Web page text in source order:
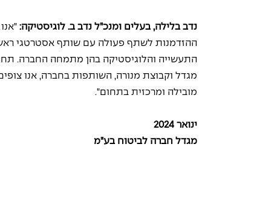
נדב בלילה, בעלים ומנכ"ל נדב ב. לוגיסטיקה:
ההזדמנות לשתף פעולה עם שותף אסטרטגי
התעשייה והלוגיסטיקה בהן מתמחה החברה.
מגדל וקבוצת מנורה, השותפות בחברה, אנו
מובילה ומרכזית בתחום".
ינואר 2024
מגדל חברה לביטוח בע"מ